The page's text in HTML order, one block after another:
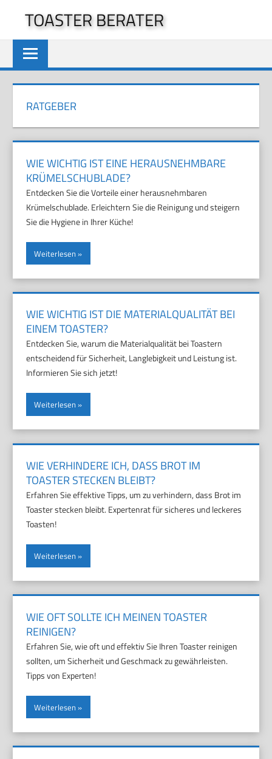
springen
TOASTER BERATER
RATGEBER
WIE WICHTIG IST EINE HERAUSNEHMBARE
KRÜMELSCHUBLADE?
Entdecken Sie die Vorteile einer herausnehmbaren
Krümelschublade. Erleichtern Sie die Reinigung und steigern
Sie die Hygiene in Ihrer Küche!
Weiterlesen
WIE WICHTIG IST DIE MATERIALQUALITÄT BEI
EINEM TOASTER?
Entdecken Sie, warum die Materialqualität bei Toastern
entscheidend für Sicherheit, Langlebigkeit und Leistung ist.
Informieren Sie sich jetzt!
Weiterlesen
WIE VERHINDERE ICH, DASS BROT IM
TOASTER STECKEN BLEIBT?
Erfahren Sie effektive Tipps, um zu verhindern, dass Brot im
Toaster stecken bleibt. Expertenrat für sicheres und leckeres
Toasten!
Weiterlesen
WIE OFT SOLLTE ICH MEINEN TOASTER
REINIGEN?
Erfahren Sie, wie oft und effektiv Sie Ihren Toaster reinigen
sollten, um Sicherheit und Geschmack zu gewährleisten.
Tipps von Experten!
Weiterlesen